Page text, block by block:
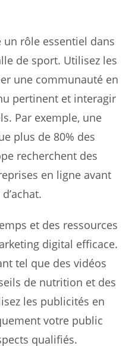
rôle essentiel dans
de sport. Utilisez les
une communauté en
pertinent et interagir
Par exemple, une
plus de 80% des
recherchent des
en ligne avant
et des ressources
digital efficace.
tel que des vidéos
de nutrition et des
les publicités en
votre public
qualifiés.